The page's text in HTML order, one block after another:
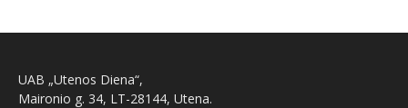
UAB „Utenos Diena“,
Maironio g. 34, LT-28144, Utena.